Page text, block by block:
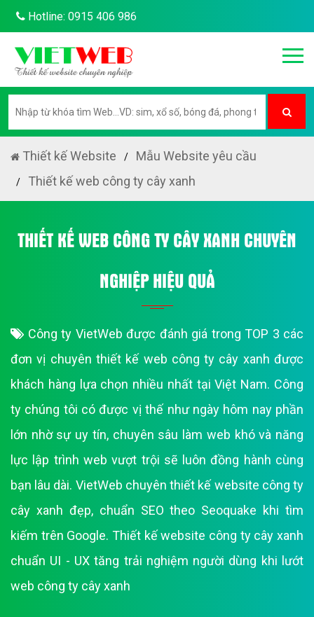
Hotline: 0915 406 986
Thiết kế Website
Mẫu Website yêu cầu
Thiết kế web công ty cây xanh
THIẾT KẾ WEB CÔNG TY CÂY XANH CHUYÊN
NGHIỆP HIỆU QUẢ
Công ty VietWeb được đánh giá trong TOP 3 các
đơn vị chuyên thiết kế web công ty cây xanh được
khách hàng lựa chọn nhiều nhất tại Việt Nam. Công
ty chúng tôi có được vị thế như ngày hôm nay phần
lớn nhờ sự uy tín, chuyên sâu làm web khó và năng
lực lập trình web vượt trội sẽ luôn đồng hành cùng
bạn lâu dài. VietWeb chuyên thiết kế website công ty
cây xanh đẹp, chuẩn SEO theo Seoquake khi tìm
kiếm trên Google. Thiết kế website công ty cây xanh
chuẩn UI - UX tăng trải nghiệm người dùng khi lướt
web công ty cây xanh